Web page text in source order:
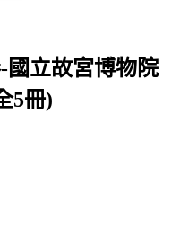
國立故宮博物院
5冊)